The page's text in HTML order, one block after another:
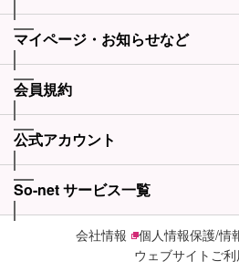
マイページ・お知らせなど
会員規約
公式アカウント
So-net サービス一覧
会社情報
個人情報保護/情
ウェブサイトご